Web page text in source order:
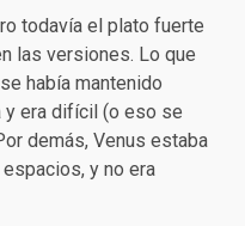
todavía el plato fuerte
las versiones. Lo que
había mantenido
y era difícil (o eso se
demás, Venus estaba
y no era